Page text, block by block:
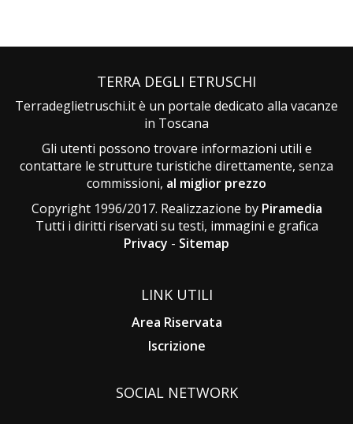
TERRA DEGLI ETRUSCHI
Terradeglietruschi.it è un portale dedicato alla vacanze
in Toscana
Gli utenti possono trovare informazioni utili e
contattare le strutture turistiche direttamente, senza
commissioni, al miglior prezzo
Copyright 1996/2017. Realizzazione by Piramedia
Tutti i diritti riservati su testi, immagini e grafica
Privacy - Sitemap
LINK UTILI
Area Riservata
Iscrizione
SOCIAL NETWORK